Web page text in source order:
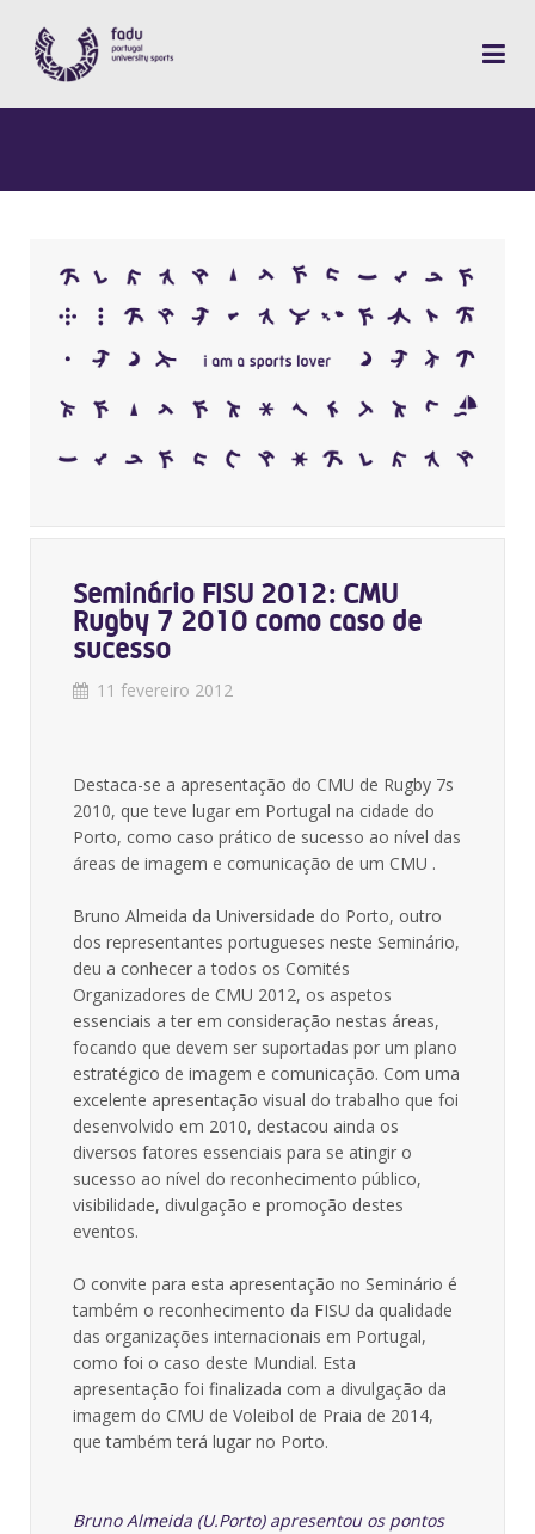
Seminário FISU 2012: CMU
Rugby 7 2010 como caso de
sucesso
11 fevereiro 2012
Destaca-se a apresentação do CMU de Rugby 7s
2010, que teve lugar em Portugal na cidade do
Porto, como caso prático de sucesso ao nível das
áreas de imagem e comunicação de um CMU .
Bruno Almeida da Universidade do Porto, outro
dos representantes portugueses neste Seminário,
deu a conhecer a todos os Comités
Organizadores de CMU 2012, os aspetos
essenciais a ter em consideração nestas áreas,
focando que devem ser suportadas por um plano
estratégico de imagem e comunicação. Com uma
excelente apresentação visual do trabalho que foi
desenvolvido em 2010, destacou ainda os
diversos fatores essenciais para se atingir o
sucesso ao nível do reconhecimento público,
visibilidade, divulgação e promoção destes
eventos.
O convite para esta apresentação no Seminário é
também o reconhecimento da FISU da qualidade
das organizações internacionais em Portugal,
como foi o caso deste Mundial. Esta
apresentação foi finalizada com a divulgação da
imagem do CMU de Voleibol de Praia de 2014,
que também terá lugar no Porto.
Bruno Almeida (U.Porto) apresentou os pontos